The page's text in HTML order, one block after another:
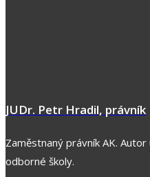
JUDr. Petr Hradil, právník
Zaměstnaný právník AK.
odborné školy.